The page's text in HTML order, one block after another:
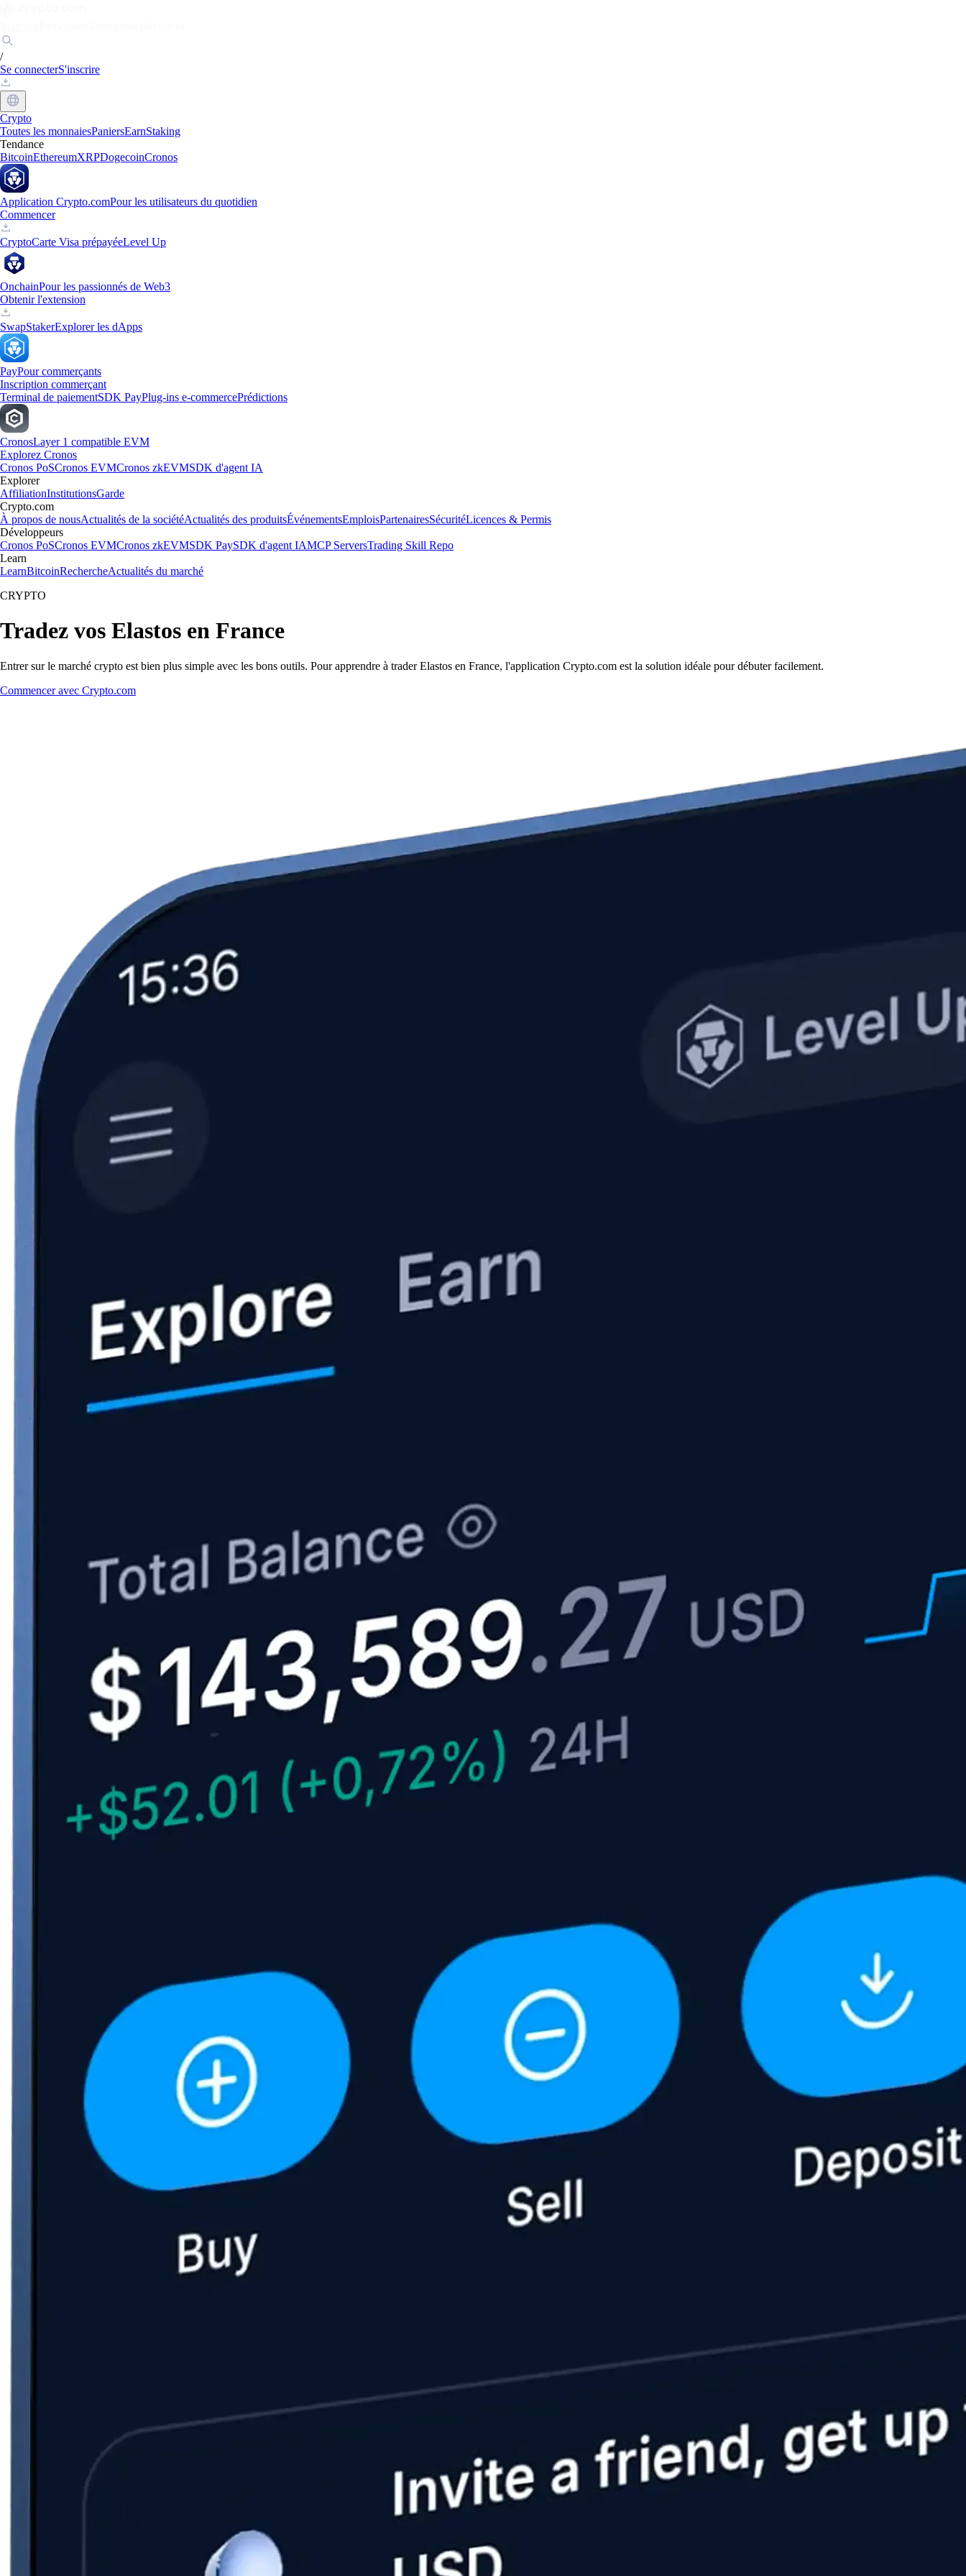
/
Se connecterS'inscrire
Crypto
Toutes les monnaiesPaniersEarnStaking
Tendance
BitcoinEthereumXRPDogecoinCronos
Application Crypto.comPour les utilisateurs du quotidien
Commencer
CryptoCarte Visa prépayéeLevel Up
OnchainPour les passionnés de Web3
Obtenir l'extension
SwapStakerExplorer les dApps
PayPour commerçants
Inscription commerçant
Terminal de paiementSDK PayPlug-ins e-commercePrédictions
CronosLayer 1 compatible EVM
Explorez Cronos
Cronos PoSCronos EVMCronos zkEVMSDK d'agent IA
Explorer
AffiliationInstitutionsGarde
Crypto.com
À propos de nousActualités de la sociétéActualités des produitsÉvénementsEmploisPartenairesSécuritéLicences & Permis
Développeurs
Cronos PoSCronos EVMCronos zkEVMSDK PaySDK d'agent IAMCP ServersTrading Skill Repo
Learn
LearnBitcoinRechercheActualités du marché
CRYPTO
Tradez vos Elastos en France
Entrer sur le marché crypto est bien plus simple avec les bons outils. Pour apprendre à trader Elastos en France, l'application Crypto.com est la solution idéale pour débuter facilement.
Commencer avec Crypto.com